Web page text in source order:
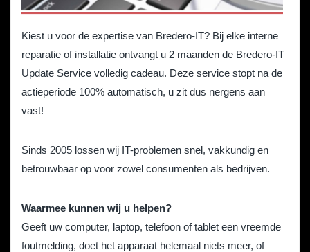
Kiest u voor de expertise van Bredero-IT? Bij elke interne
reparatie of installatie ontvangt u 2 maanden de Bredero-IT
Update Service volledig cadeau. Deze service stopt na de
actieperiode 100% automatisch, u zit dus nergens aan
vast!
Sinds 2005 lossen wij IT-problemen snel, vakkundig en
betrouwbaar op voor zowel consumenten als bedrijven.
Waarmee kunnen wij u helpen?
Geeft uw computer, laptop, telefoon of tablet een vreemde
foutmelding, doet het apparaat helemaal niets meer, of